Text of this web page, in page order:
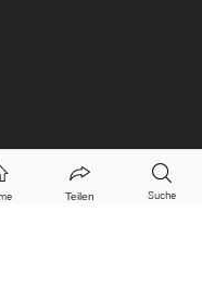
AG. Alle Rechte